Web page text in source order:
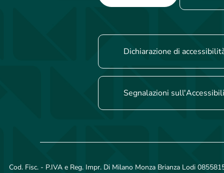
Dichiarazione di
Segnalazioni
Cod. Fisc. - P.IVA e Reg. Impr. Di Milano Monza Brianza Lodi